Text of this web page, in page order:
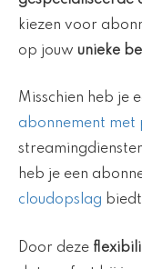
kiezen voor
op jouw unieke
Misschien heb je
abonnement met
heb je een
cloudopslag
Door deze